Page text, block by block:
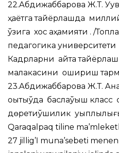
22.Абдижаббарова Ж.Т.
ҳаётга тайёрлашда
ўзига хос аҳамияти . /
педагогика университети
Кадрларни қайта
малакасини ошириш
23.Абдижаббарова Ж.Т.
оқытыўда баслаўыш
дөретиўшилик
Qaraqalpaq tiline
27 jillig’I muna’sebeti